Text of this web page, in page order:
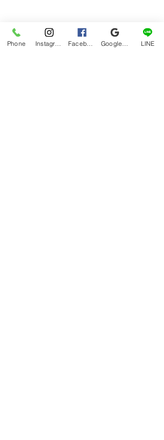
グルメ
Phone LINE